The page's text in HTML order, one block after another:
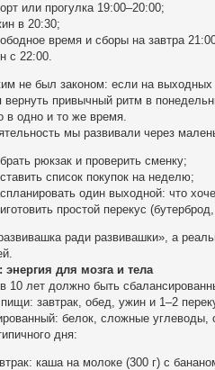
или прогулка 19:00–20:00;
в 20:30;
время и сборы на завтра
с 22:00.
не был законом: если на
вернуть привычный ритм в
в одно и то же время.
мы развивали через
рюкзак и проверить сменку;
список покупок на неделю;
один выходной: что
простой перекус
ради развивашки», а
энергия для мозга и тела
10 лет должно быть
завтрак, обед, ужин и 1–2
белок, сложные углеводы,
дня:
каша на молоке (300 г) с